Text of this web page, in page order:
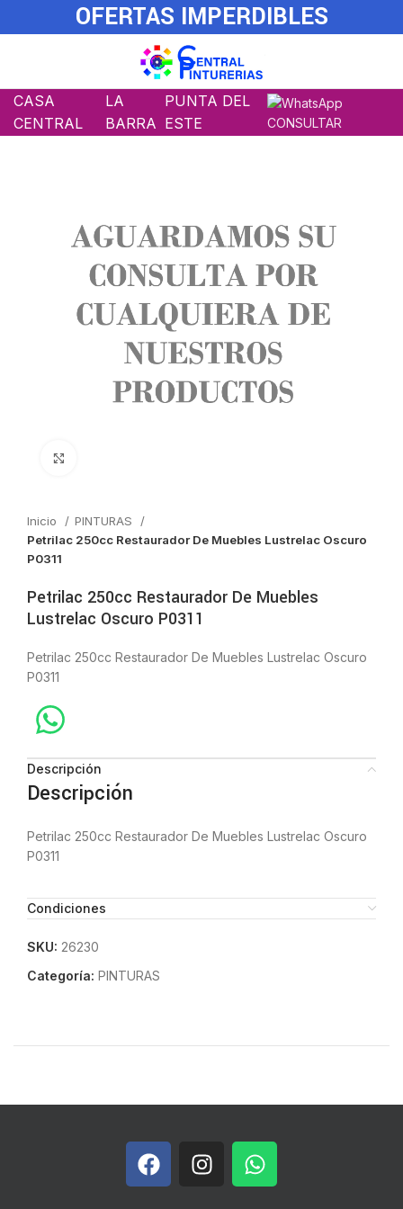
OFERTAS IMPERDIBLES
CASA
CENTRAL
LA
BARRA
PUNTA DEL
ESTE
CONSULTAR
Inicio
PINTURAS
Petrilac 250cc Restaurador De Muebles Lustrelac Oscuro
P0311
Petrilac 250cc Restaurador De Muebles
Lustrelac Oscuro P0311
Petrilac 250cc Restaurador De Muebles Lustrelac Oscuro
P0311
Descripción
Descripción
Petrilac 250cc Restaurador De Muebles Lustrelac Oscuro
P0311
Condiciones
SKU: 26230
Categoría: PINTURAS